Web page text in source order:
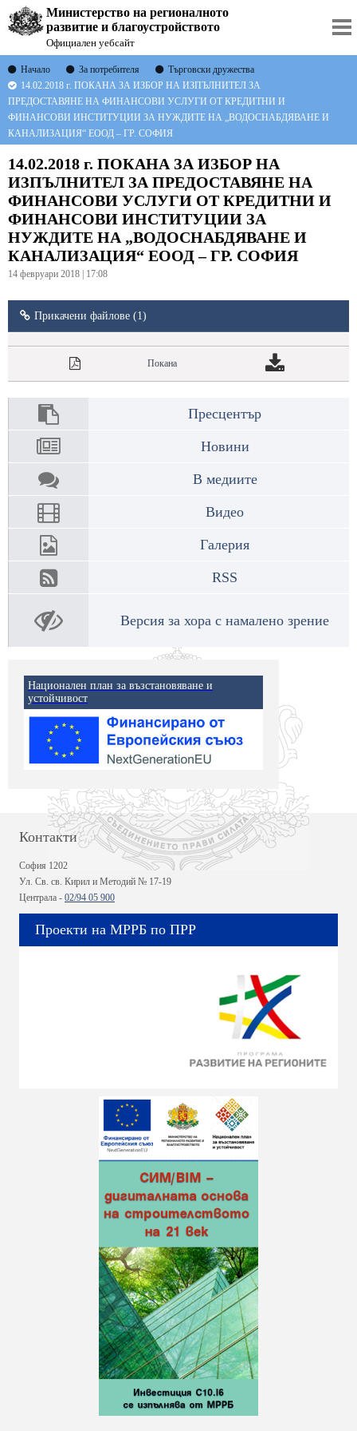
Министерство на регионалното
развитие и благоустройството
Официален уебсайт
Начало За потребителя
Търговски дружества
14.02.2018 г. ПОКАНА ЗА ИЗБОР НА ИЗПЪЛНИТЕЛ ЗА
ПРЕДОСТАВЯНЕ НА ФИНАНСОВИ УСЛУГИ ОТ КРЕДИТНИ И
ФИНАНСОВИ ИНСТИТУЦИИ ЗА НУЖДИТЕ НА „ВОДОСНАБДЯВАНЕ И
КАНАЛИЗАЦИЯ“ ЕООД – ГР. СОФИЯ
14.02.2018 г. ПОКАНА ЗА ИЗБОР НА
ИЗПЪЛНИТЕЛ ЗА ПРЕДОСТАВЯНЕ НА
ФИНАНСОВИ УСЛУГИ ОТ КРЕДИТНИ И
ФИНАНСОВИ ИНСТИТУЦИИ ЗА
НУЖДИТЕ НА „ВОДОСНАБДЯВАНЕ И
КАНАЛИЗАЦИЯ“ ЕООД – ГР. СОФИЯ
14 февруари 2018 | 17:08
Прикачени файлове (1)
Покана
Пресцентър
Новини
В медиите
Видео
Галерия
RSS
Версия за хора с намалено зрение
Национален план за възстановяване и
устойчивост
Контакти
София 1202
Ул. Св. св. Кирил и Методий № 17-19
Централа - 02/94 05 900
Проекти на МРРБ по ПРР